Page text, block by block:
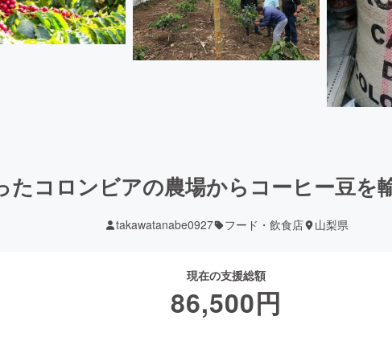
たコロンビアの農場からコーヒー豆
takawatanabe0927 フード・飲食店 山梨県
現在の支援総額
86,500円